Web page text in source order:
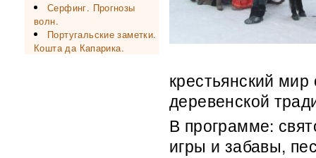
Серфинг. Прогнозы
волн.
Португальские заметки.
Кошта да Капарика.
крестьянский мир
деревенской
В программе:
игры и забавы,